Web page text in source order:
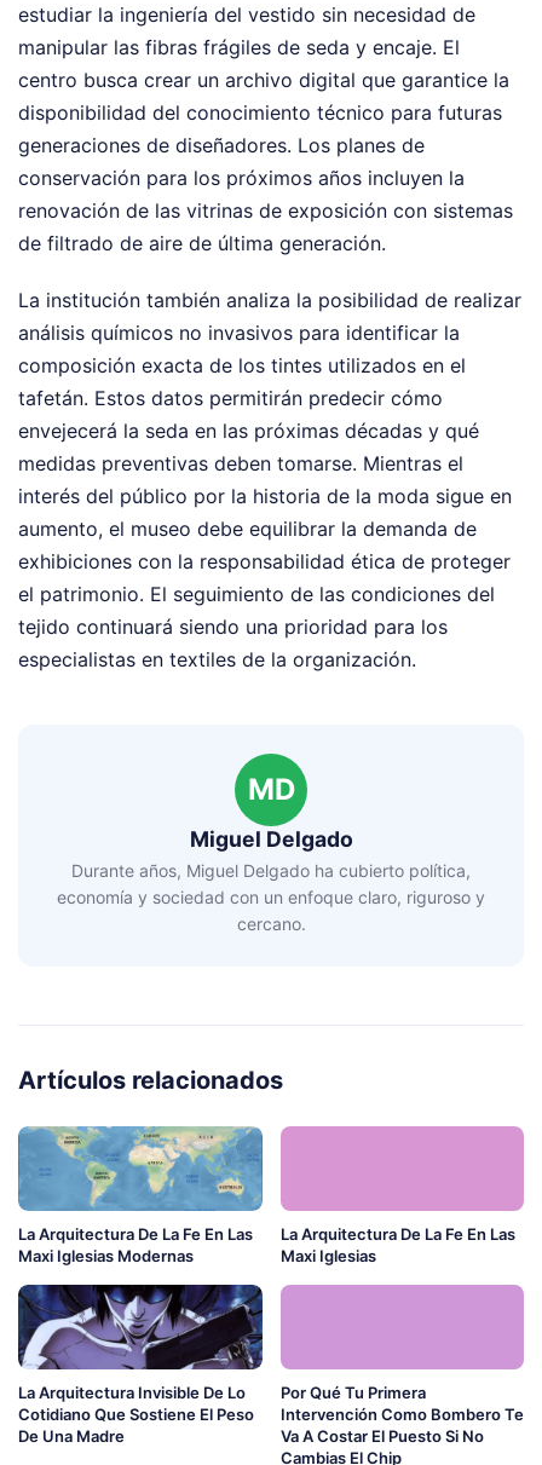
estudiar la ingeniería del vestido sin necesidad de
manipular las fibras frágiles de seda y encaje. El
centro busca crear un archivo digital que garantice la
disponibilidad del conocimiento técnico para futuras
generaciones de diseñadores. Los planes de
conservación para los próximos años incluyen la
renovación de las vitrinas de exposición con sistemas
de filtrado de aire de última generación.
La institución también analiza la posibilidad de realizar
análisis químicos no invasivos para identificar la
composición exacta de los tintes utilizados en el
tafetán. Estos datos permitirán predecir cómo
envejecerá la seda en las próximas décadas y qué
medidas preventivas deben tomarse. Mientras el
interés del público por la historia de la moda sigue en
aumento, el museo debe equilibrar la demanda de
exhibiciones con la responsabilidad ética de proteger
el patrimonio. El seguimiento de las condiciones del
tejido continuará siendo una prioridad para los
especialistas en textiles de la organización.
MD
Miguel Delgado
Durante años, Miguel Delgado ha cubierto política,
economía y sociedad con un enfoque claro, riguroso y
cercano.
Artículos relacionados
La Arquitectura De La Fe En Las
Maxi Iglesias Modernas
La Arquitectura De La Fe En Las
Maxi Iglesias
La Arquitectura Invisible De Lo
Cotidiano Que Sostiene El Peso
De Una Madre
Por Qué Tu Primera
Intervención Como Bombero Te
Va A Costar El Puesto Si No
Cambias El Chip